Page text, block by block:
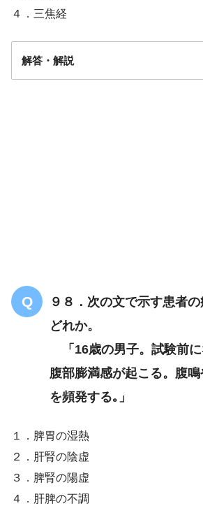
４．三焦経
解答・解説
９８．次の文で示す患者
どれか。
「16歳の男子。試験前に
腹部膨満感が起こる。腹
を頻発する｡」
１．脾胃の湿熱
２．肝腎の陰虚
３．脾腎の陽虚
４．肝脾の不調